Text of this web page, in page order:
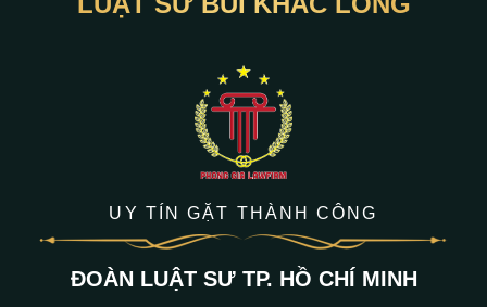
UY TÍN GẶT THÀNH CÔNG
ĐOÀN LUẬT SƯ TP. HỒ CHÍ MINH